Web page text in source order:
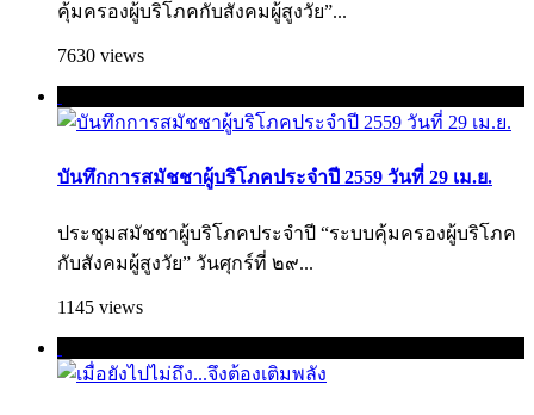
คุ้มครองผู้บริโภคกับสังคมผู้สูงวัย”...
7630 views
บันทึกการสมัชชาผู้บริโภคประจำปี 2559 วันที่ 29 เม.ย.
ประชุมสมัชชาผู้บริโภคประจำปี “ระบบคุ้มครองผู้บริโภค
กับสังคมผู้สูงวัย” วันศุกร์ที่ ๒๙...
1145 views